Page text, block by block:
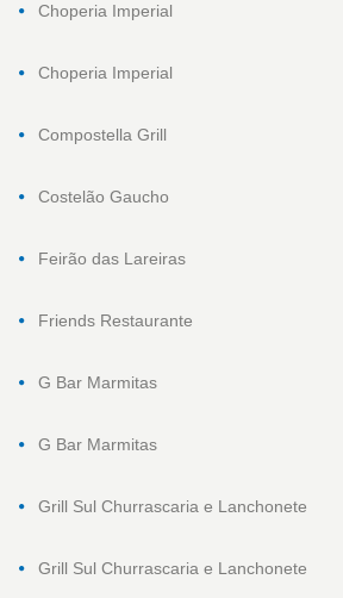
Choperia Imperial
Choperia Imperial
Compostella Grill
Costelão Gaucho
Feirão das Lareiras
Friends Restaurante
G Bar Marmitas
G Bar Marmitas
Grill Sul Churrascaria e Lanchonete
Grill Sul Churrascaria e Lanchonete